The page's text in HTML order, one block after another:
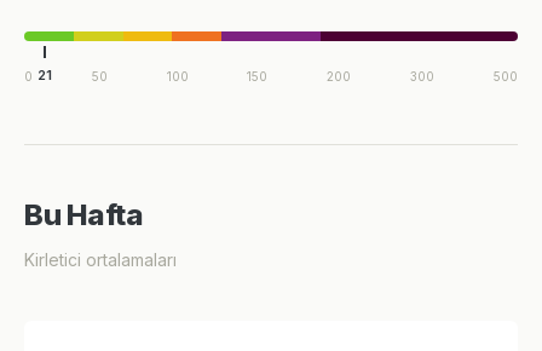
21
0 50 100 150 200 300 500
Bu Hafta
Kirletici ortalamaları